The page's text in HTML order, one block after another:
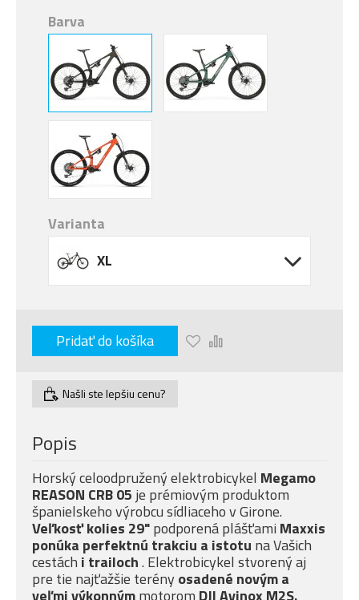
Barva
Varianta
XL
Pridať do košíka
Našli ste lepšiu cenu?
Popis
Horský celoodpružený elektrobicykel Megamo
REASON CRB 05 je prémiovým produktom
španielskeho výrobcu sídliaceho v Girone.
Veľkosť kolies 29"podporená plášťami Maxxis
ponúka perfektnú trakciu a istotu na Vašich
cestách i trailoch. Elektrobicykel stvorený aj
pre tie najťažšie terény osadené novým a
veľmivýkonnýmmotorom DJI Avinox M2S.